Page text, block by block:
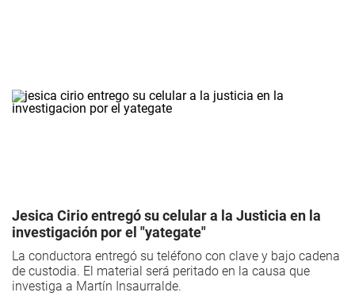
Jesica Cirio entregó su celular a la Justicia en la
investigación por el "yategate"
La conductora entregó su teléfono con clave y bajo cadena
de custodia. El material será peritado en la causa que
investiga a Martín Insaurralde.